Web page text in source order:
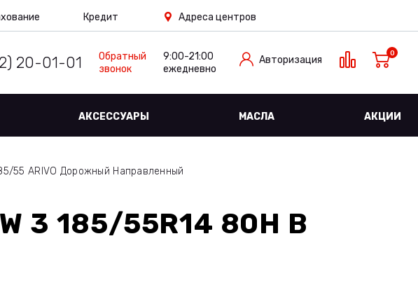
Кредит Адреса центров
20-01-01
Обратный
звонок
9:00-21:00
ежедневно
Авторизация
0
АКСЕССУАРЫ МАСЛА АКЦИИ
55 ARIVO Дорожный Направленный
3 185/55R14 80H В